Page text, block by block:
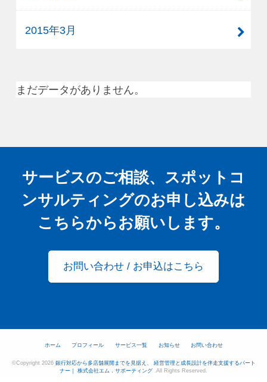
2015年3月
まだデータがありません。
サービスのご相談、スポットコ
ンサルティングのお申し込みは
こちらからお願いします。
お問い合わせ / お申込はこちら
ホーム プロフィール サービス一覧 お知らせ お問い合わせ
©Copyright 2026 銀行対応から多店舗展開までを見据え、 経営管理と成長設計を伴走支援するパート
ナー｜ 株式会社エム．サポーティング .All Rights Reserved.